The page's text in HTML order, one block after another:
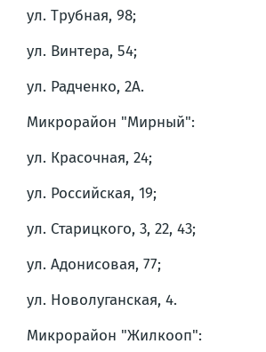
ул. Трубная, 98;
ул. Винтера, 54;
ул. Радченко, 2А.
Микрорайон "Мирный":
ул. Красочная, 24;
ул. Российская, 19;
ул. Старицкого, 3, 22, 43;
ул. Адонисовая, 77;
ул. Новолуганская, 4.
Микрорайон "Жилкооп":